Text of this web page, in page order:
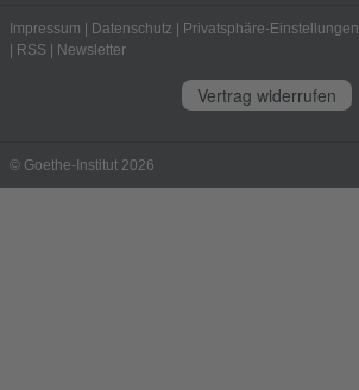
Impressum Datenschutz Privatsphäre-Einstellungen
RSS Newsletter
Vertrag widerrufen
© Goethe-Institut 2026